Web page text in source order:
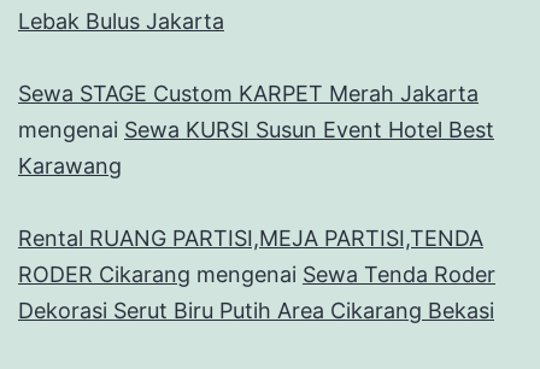
Lebak Bulus Jakarta
Sewa STAGE Custom KARPET Merah Jakarta
mengenai Sewa KURSI Susun Event Hotel Best
Karawang
Rental RUANG PARTISI,MEJA PARTISI,TENDA
RODER Cikarang mengenai Sewa Tenda Roder
Dekorasi Serut Biru Putih Area Cikarang Bekasi